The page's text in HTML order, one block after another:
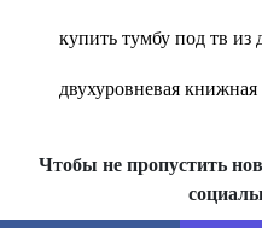
купить тумбу под тв из
двухуровневая
Чтобы не пропустить